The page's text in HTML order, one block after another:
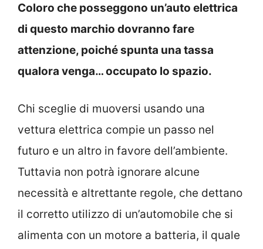
Coloro che posseggono un’auto elettrica
di questo marchio dovranno fare
attenzione, poiché spunta una tassa
qualora venga… occupato lo spazio.
Chi sceglie di muoversi usando una
vettura elettrica compie un passo nel
futuro e un altro in favore dell’ambiente.
Tuttavia non potrà ignorare alcune
necessità e altrettante regole, che dettano
il corretto utilizzo di un’automobile che si
alimenta con un motore a batteria, il quale